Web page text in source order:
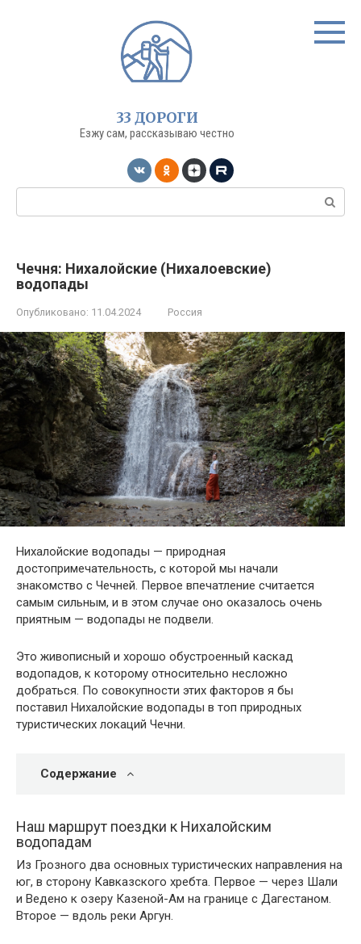
33 ДОРОГИ
Езжу сам, рассказываю честно
Поиск:
Чечня: Нихалойские (Нихалоевские)
водопады
Опубликовано: 11.04.2024 Россия
Нихалойские водопады — природная
достопримечательность, с которой мы начали
знакомство с Чечней. Первое впечатление считается
самым сильным, и в этом случае оно оказалось очень
приятным — водопады не подвели.
Это живописный и хорошо обустроенный каскад
водопадов, к которому относительно несложно
добраться. По совокупности этих факторов я бы
поставил Нихалойские водопады в топ природных
туристических локаций Чечни.
Содержание
Наш маршрут поездки к Нихалойским
водопадам
Из Грозного два основных туристических направления на
юг, в сторону Кавказского хребта. Первое — через Шали
и Ведено к озеру Казеной-Ам на границе с Дагестаном.
Второе — вдоль реки Аргун.